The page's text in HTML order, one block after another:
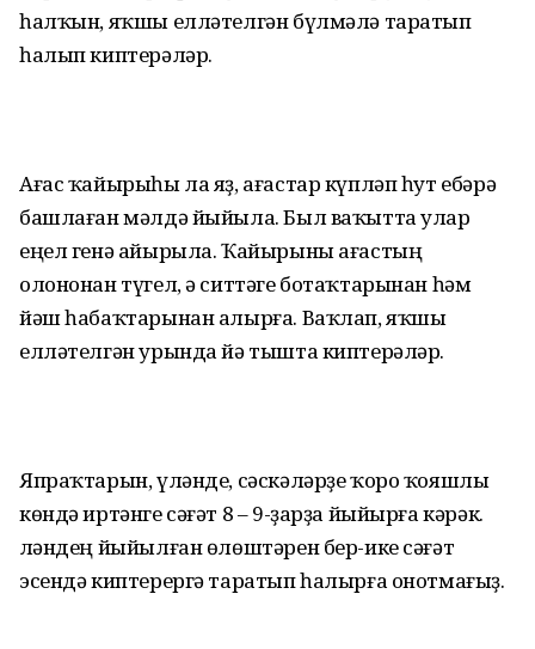
һалҡын, яҡшы елләтелгән бүлмәлә таратып
һалып киптерәләр.
Ағас ҡайырыһы ла яҙ, ағастар күпләп һут ебәрә
башлаған мәлдә йыйыла. Был ваҡытта улар
еңел генә айырыла. Ҡайырыны ағастың
олононан түгел, ә ситтәге ботаҡтарынан һәм
йәш һабаҡтарынан алырға. Ваҡлап, яҡшы
елләтелгән урында йә тышта киптерәләр.
Япраҡтарын, үләнде, сәскәләрҙе ҡоро ҡояшлы
көндә иртәнге сәғәт 8 – 9-ҙарҙа йыйырға кәрәк.
Үләндең йыйылған өлөштәрен бер-ике сәғәт
эсендә киптерергә таратып һалырға онотмағыҙ.